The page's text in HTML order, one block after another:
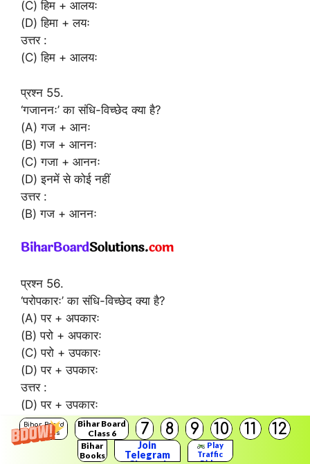
Bihar Board
Solutions
Bihar Board
Class 6
7 8 9 10 11 12
Bihar
Books
Join
Telegram
Play
Traffic
(C) हिम + आलयः
(D) हिमा + लयः
उत्तर :
(C) हिम + आलयः
प्रश्न 55.
‘गजाननः’ का संधि-विच्छेद क्या है?
(A) गज + आनः
(B) गज + आननः
(C) गजा + आननः
(D) इनमें से कोई नहीं
उत्तर :
(B) गज + आननः
प्रश्न 56.
‘परोपकारः’ का संधि-विच्छेद क्या है?
(A) पर + अपकारः
(B) परो + अपकारः
(C) परो + उपकारः
(D) पर + उपकारः
उत्तर :
(D) पर + उपकारः
प्रश्न 57.
‘सूक्तिः ‘ का संधि-विच्छेद क्या है?